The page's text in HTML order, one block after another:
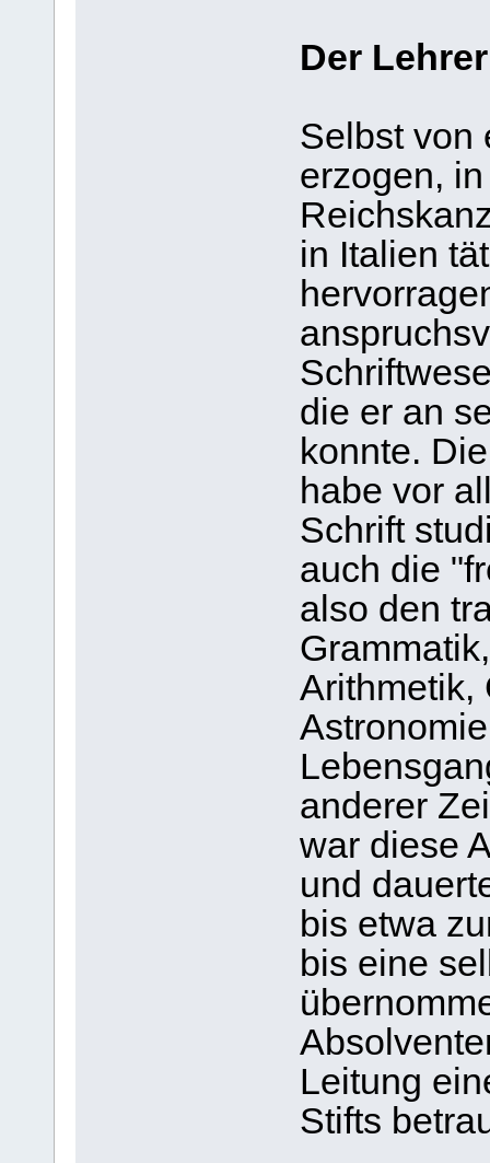
Der Lehrer
Selbst von
erzogen,
in Italien
die er an
konnte.
habe vor
Schrift
auch die
also den
Arithmetik,
anderer
war diese
und
bis etwa
bis eine
Leitung
Stifts